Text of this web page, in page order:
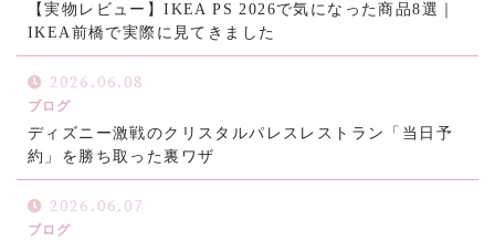
【実物レビュー】IKEA PS 2026で気になった商品8選｜
IKEA前橋で実際に見てきました
2026.06.08
ブログ
ディズニー激戦のクリスタルパレスレストラン「当日予
約」を勝ち取った裏ワザ
2026.06.07
ブログ